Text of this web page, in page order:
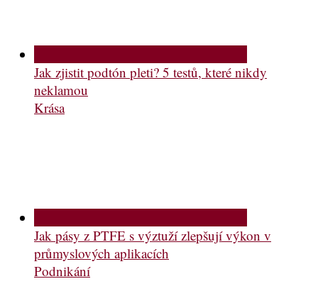
Jak zjistit podtón pleti? 5 testů, které nikdy
neklamou
Krása
Jak pásy z PTFE s výztuží zlepšují výkon v
průmyslových aplikacích
Podnikání